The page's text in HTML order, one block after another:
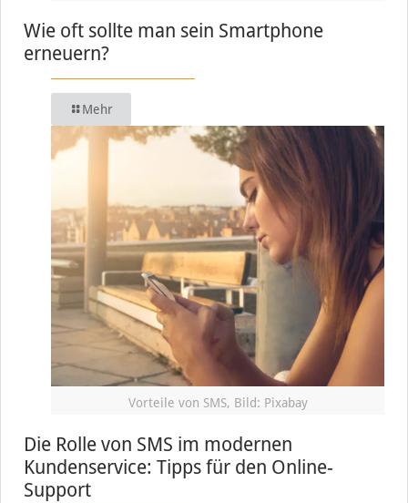
Wie oft sollte man sein Smartphone
erneuern?
Mehr
Vorteile von SMS, Bild: Pixabay
Die Rolle von SMS im modernen
Kundenservice: Tipps für den Online-
Support